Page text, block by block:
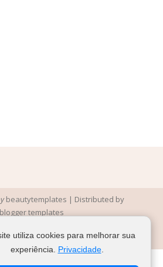
utiliza cookies para melhorar sua
experiência. Privacidade.
beautytemplates | Distributed by
blogger templates